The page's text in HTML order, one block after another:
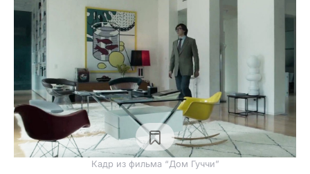
Кадр из фильма “Дом Гуччи”